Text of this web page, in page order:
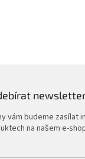
vám budeme zasílat
na našem e-